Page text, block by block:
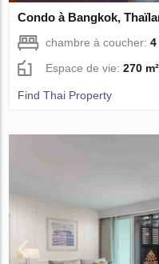
Condo à Bangkok,
chambre à coucher:4
Espace de vie:270 m²
Find Thai Property